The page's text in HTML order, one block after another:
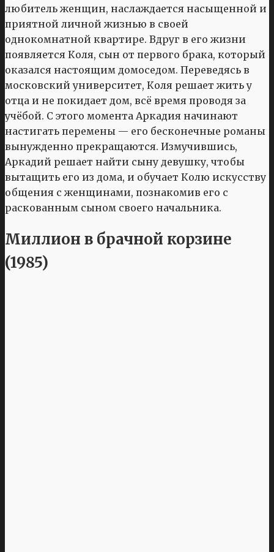
любитель женщин, наслаждается насыщенной и
приятной личной жизнью в своей
однокомнатной квартире. Вдруг в его жизни
появляется Коля, сын от первого брака, который
оказался настоящим домоседом. Переведясь в
московский университет, Коля решает жить у
отца и не покидает дом, всё время проводя за
учёбой. С этого момента Аркадия начинают
настигать перемены — его бесконечные романы
вынужденно прекращаются. Измучившись,
Аркадий решает найти сыну девушку, чтобы
вытащить его из дома, и обучает Колю искусству
общения с женщинами, познакомив его с
раскованным сыном своего начальника.
Миллион в брачной корзине
(1985)